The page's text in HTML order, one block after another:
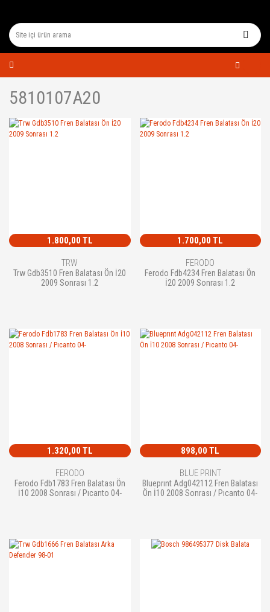
5810107A20
1.800,00 TL
TRW
Trw Gdb3510 Fren Balatası Ön İ20
2009 Sonrası 1.2
1.700,00 TL
FERODO
Ferodo Fdb4234 Fren Balatası Ön
İ20 2009 Sonrası 1.2
1.320,00 TL
FERODO
Ferodo Fdb1783 Fren Balatası Ön
İ10 2008 Sonrası / Pıcanto 04-
898,00 TL
BLUE PRINT
Blueprınt Adg042112 Fren Balatası
Ön İ10 2008 Sonrası / Pıcanto 04-